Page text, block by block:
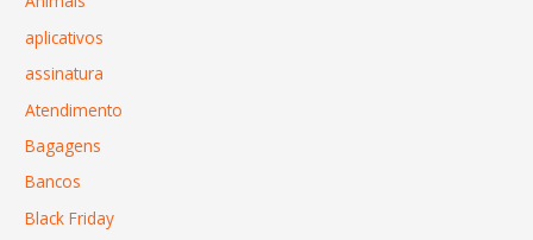
aplicativos
assinatura
Atendimento
Bagagens
Bancos
Black Friday